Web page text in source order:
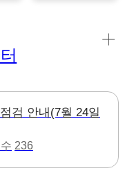
검 안내(7월 24일
236